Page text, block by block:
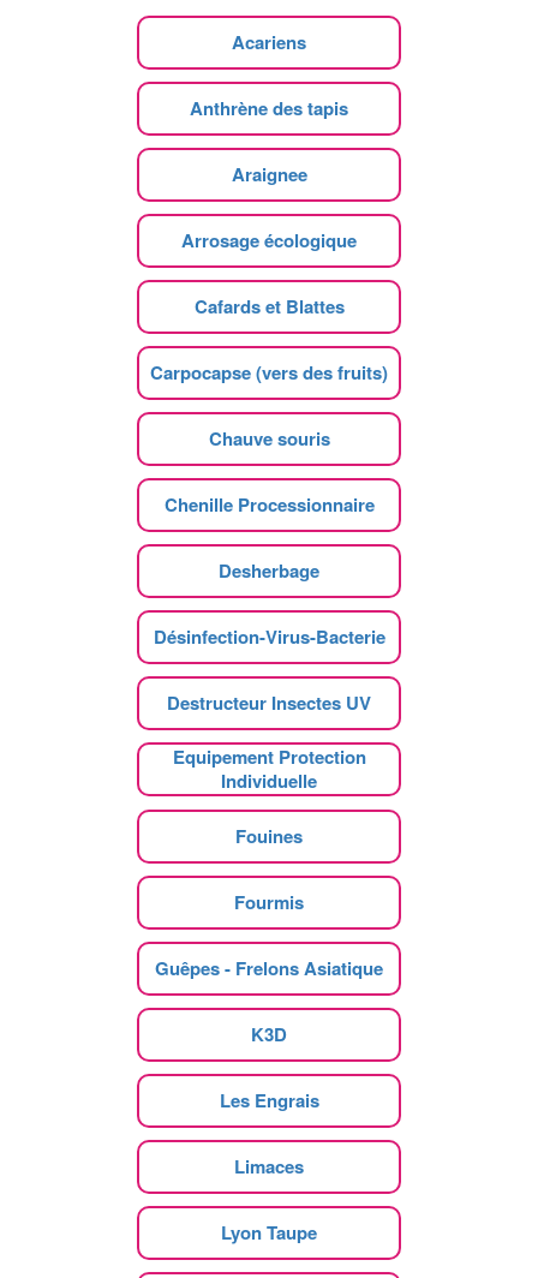
Acariens
Anthrène des tapis
Araignee
Arrosage écologique
Cafards et Blattes
Carpocapse (vers des fruits)
Chauve souris
Chenille Processionnaire
Desherbage
Désinfection-Virus-Bacterie
Destructeur Insectes UV
Equipement Protection
Individuelle
Fouines
Fourmis
Guêpes - Frelons Asiatique
K3D
Les Engrais
Limaces
Lyon Taupe